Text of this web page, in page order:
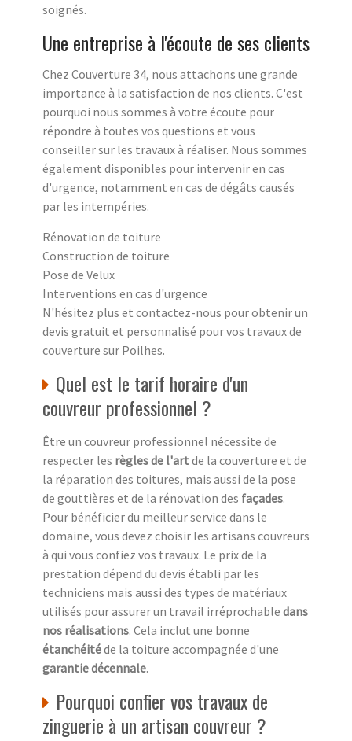
soignés.
Une entreprise à l'écoute de ses clients
Chez Couverture 34, nous attachons une grande
importance à la satisfaction de nos clients. C'est
pourquoi nous sommes à votre écoute pour
répondre à toutes vos questions et vous
conseiller sur les travaux à réaliser. Nous sommes
également disponibles pour intervenir en cas
d'urgence, notamment en cas de dégâts causés
par les intempéries.
Rénovation de toiture
Construction de toiture
Pose de Velux
Interventions en cas d'urgence
N'hésitez plus et contactez-nous pour obtenir un
devis gratuit et personnalisé pour vos travaux de
couverture sur Poilhes.
Quel est le tarif horaire d'un
couvreur professionnel ?
Être un couvreur professionnel nécessite de
respecter les règles de l'artde la couverture et de
la réparation des toitures, mais aussi de la pose
de gouttières et de la rénovation des façades.
Pour bénéficier du meilleur service dans le
domaine, vous devez choisir les artisans couvreurs
à qui vous confiez vos travaux. Le prix de la
prestation dépend du devis établi par les
techniciens mais aussi des types de matériaux
utilisés pour assurer un travail irréprochable dans
nos réalisations. Cela inclut une bonne
étanchéitéde la toiture accompagnée d'une
garantie décennale.
Pourquoi confier vos travaux de
zinguerie à un artisan couvreur ?